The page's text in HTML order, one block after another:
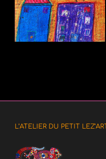
L’ATELIER DU PETIT LEZ’ART